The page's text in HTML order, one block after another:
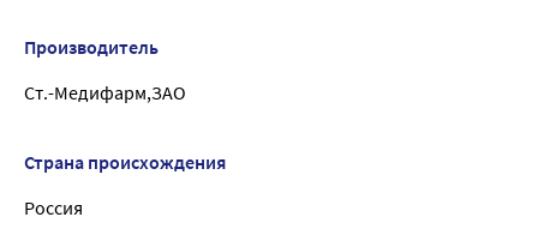
Производитель
Ст.-Медифарм,ЗАО
Страна происхождения
Россия